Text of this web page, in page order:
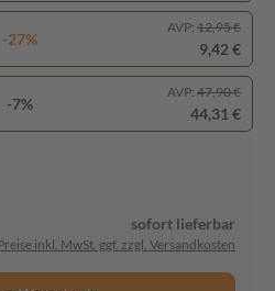
-27%
AVP: 12,95 €
9,42 €
-7%
AVP: 47,90 €
44,31 €
sofort lieferbar
inkl. MwSt. ggf. zzgl. Versandkosten